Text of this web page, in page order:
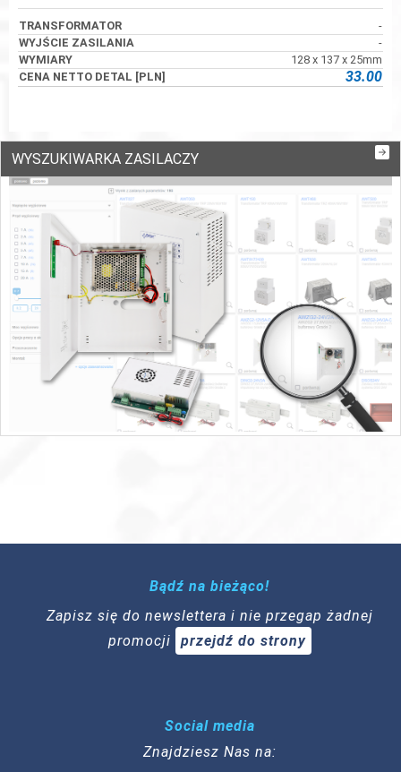
-
-
128 x 137 x 25mm
33.00
WYSZUKIWARKA ZASILACZY
Bądź na bieżąco!
Zapisz się do newslettera i nie przegap żadnej
promocji
przejdź do strony
Social media
Znajdziesz Nas na: